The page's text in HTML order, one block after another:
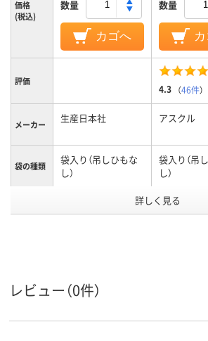
価格
(税込)
数量
カゴへ
数量
評価
4.3 （46件）
メーカー 生産日本社 アスクル
袋の種類
袋入り（吊しひもな
し）
袋入り（吊
し）
20 25
詳しく見る
レビュー（0件）